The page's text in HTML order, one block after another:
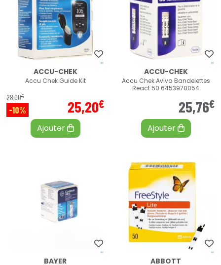
ACCU-CHEK
Accu Chek Guide Kit
28,00€
-10% 25,20€
Ajouter
ACCU-CHEK
Accu Chek Aviva Bandelettes
React 50 6453970054
25,76€
Ajouter
BAYER ABBOTT